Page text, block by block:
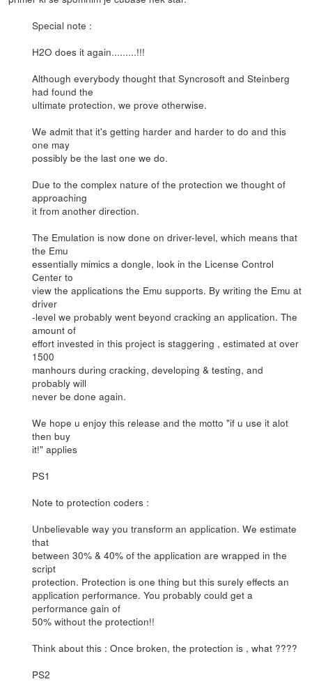
Special note :
H2O does it again.........!!!
Although everybody thought that Syncrosoft and Steinberg
had found the
ultimate protection, we prove otherwise.
We admit that it's getting harder and harder to do and this
one may
possibly be the last one we do.
Due to the complex nature of the protection we thought of
approaching
it from another direction.
The Emulation is now done on driver-level, which means that
the Emu
essentially mimics a dongle, look in the License Control
Center to
view the applications the Emu supports. By writing the Emu at
driver
-level we probably went beyond cracking an application. The
amount of
effort invested in this project is staggering , estimated at over
1500
manhours during cracking, developing & testing, and
probably will
never be done again.
We hope u enjoy this release and the motto "if u use it alot
then buy
it!" applies
PS1
Note to protection coders :
Unbelievable way you transform an application. We estimate
that
between 30% & 40% of the application are wrapped in the
script
protection. Protection is one thing but this surely effects an
application performance. You probably could get a
performance gain of
50% without the protection!!
Think about this : Once broken, the protection is , what ????
PS2